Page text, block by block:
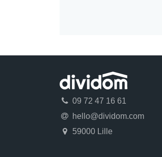
09 72 47 16 61
hello@dividom.com
59000 Lille